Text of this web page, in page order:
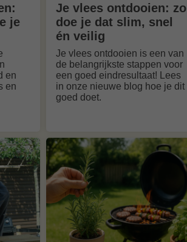
je
en
en
Je vlees ontdooien: zo
doe je dat slim, snel
én veilig
Je vlees ontdooien is een van
de belangrijkste stappen voor
een goed eindresultaat! Lees
in onze nieuwe blog hoe je dit
goed doet.